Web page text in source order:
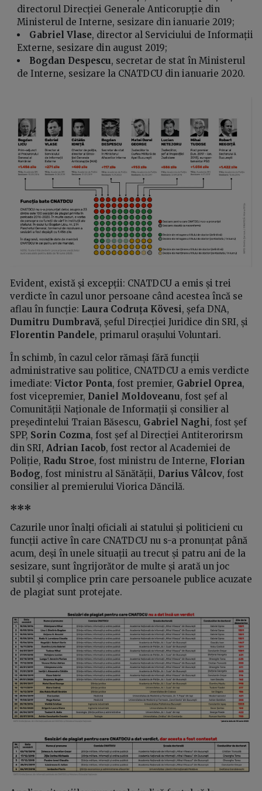
directorul Direcției Generale Anticorupție din
Ministerul de Interne, sesizare din ianuarie 2019;
Gabriel Vlase, director al Serviciului de Informații
Externe, sesizare din august 2019;
Bogdan Despescu, secretar de stat în Ministerul
de Interne, sesizare la CNATDCU din ianuarie 2020.
Evident, există și excepții: CNATDCU a emis și trei
verdicte în cazul unor persoane când acestea încă se
aflau în funcție: Laura Codruța Kövesi, șefa DNA,
Dumitru Dumbravă, șeful Direcției Juridice din SRI, și
Florentin Pandele, primarul orașului Voluntari.
În schimb, în cazul celor rămași fără funcții
administrative sau politice, CNATDCU a emis verdicte
imediate: Victor Ponta, fost premier, Gabriel Oprea,
fost vicepremier, Daniel Moldoveanu, fost șef al
Comunității Naționale de Informații și consilier al
președintelui Traian Băsescu, Gabriel Naghi, fost șef
SPP, Sorin Cozma, fost șef al Direcției Antiterorirsm
din SRI, Adrian Iacob, fost rector al Academiei de
Poliție, Radu Stroe, fost ministru de Interne, Florian
Bodog, fost ministru al Sănătății, Darius Vâlcov, fost
consilier al premierului Viorica Dăncilă.
***
Cazurile unor înalți oficiali ai statului și politicieni cu
funcții active în care CNATDCU nu s-a pronunțat până
acum, deși în unele situații au trecut și patru ani de la
sesizare, sunt îngrijorător de multe și arată un joc
subtil și complice prin care persoanele publice acuzate
de plagiat sunt protejate.